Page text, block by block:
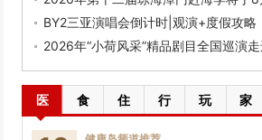
BY2三亚演唱会倒计时|观演+度假攻略
2026年“小荷风采”精品剧目全国巡演
医 食 住 行 玩 家